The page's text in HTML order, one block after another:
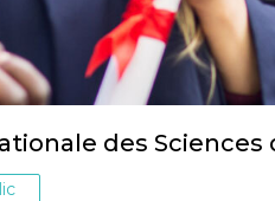
des